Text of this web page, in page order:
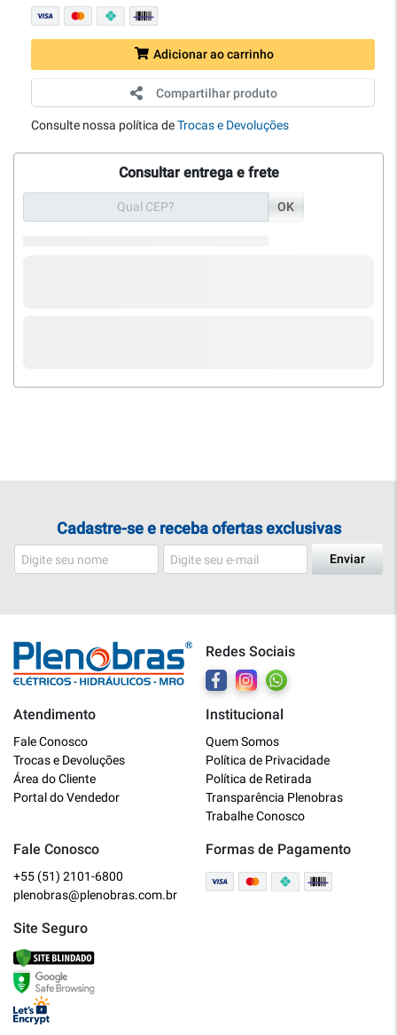
Adicionar ao carrinho
Compartilhar produto
Consulte nossa política deTrocas e Devoluções
Consultar entrega e frete
OK
Cadastre-se e receba ofertas exclusivas
Enviar
Redes Sociais
Atendimento
Fale Conosco
Trocas e Devoluções
Área do Cliente
Portal do Vendedor
Institucional
Quem Somos
Política de Privacidade
Política de Retirada
Transparência Plenobras
Trabalhe Conosco
Fale Conosco
+55 (51) 2101-6800
plenobras@plenobras.com.br
Formas de Pagamento
Site Seguro
Online
Bem vindo a Plenobras! Aqui você
encontra toda a linha de materiais
O que você deseja?